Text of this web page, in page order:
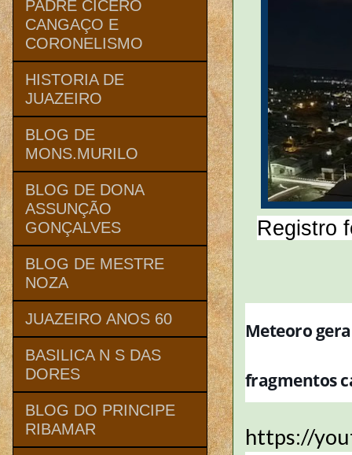
Registro
Meteoro
fragmentos
https://
PADRE CICERO
CANGAÇO E
CORONELISMO
HISTORIA DE
JUAZEIRO
BLOG DE
MONS.MURILO
BLOG DE DONA
ASSUNÇÃO
GONÇALVES
BLOG DE MESTRE
NOZA
JUAZEIRO ANOS 60
BASILICA N S DAS
DORES
BLOG DO PRINCIPE
RIBAMAR